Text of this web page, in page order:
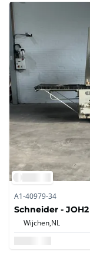
A1-40979-34
Schneider -
Wijchen,NL